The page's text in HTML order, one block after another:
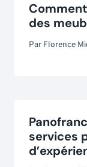
des
Par Florence
services